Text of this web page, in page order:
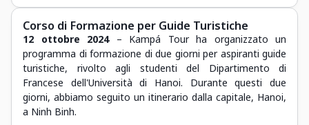
Corso di Formazione per Guide Turistiche
12 ottobre 2024 – Kampá Tour ha organizzato un
programma di formazione di due giorni per aspiranti guide
turistiche, rivolto agli studenti del Dipartimento di
Francese dell'Università di Hanoi. Durante questi due
giorni, abbiamo seguito un itinerario dalla capitale, Hanoi,
a Ninh Binh.